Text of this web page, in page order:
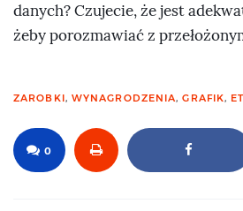
danych? Czujecie, że jest
żeby porozmawiać z
ZAROBKI, WYNAGRODZENIA,GRAFIK,
0